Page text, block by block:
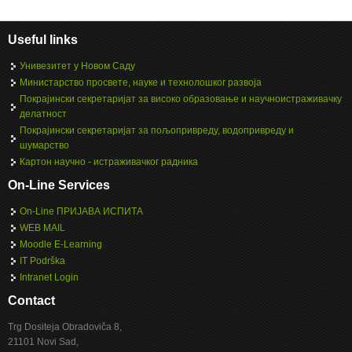
Useful links
Унивезитет у Новом Саду
Министарство просвете, науке и технолошког развоја
Покрајински секретаријат за високо образовање и научноистраживачку
делатност
Покрајински секретаријат за пољопривреду, водопривреду и
шумарство
Картон научно - истраживачког радника
On-Line Services
On-Line ПРИЈАВА ИСПИТА
WEB MAIL
Moodle E-Learning
IT Podrška
Intranet Login
Contact
Trg Dositeja Obradoviča 8,
21101 Novi Sad,